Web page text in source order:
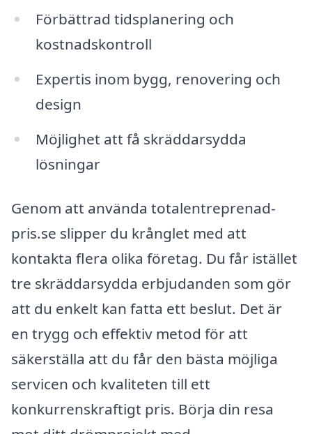
Förbättrad tidsplanering och
kostnadskontroll
Expertis inom bygg, renovering och
design
Möjlighet att få skräddarsydda
lösningar
Genom att använda totalentreprenad-
pris.se slipper du krånglet med att
kontakta flera olika företag. Du får istället
tre skräddarsydda erbjudanden som gör
att du enkelt kan fatta ett beslut. Det är
en trygg och effektiv metod för att
säkerställa att du får den bästa möjliga
servicen och kvaliteten till ett
konkurrenskraftigt pris. Börja din resa